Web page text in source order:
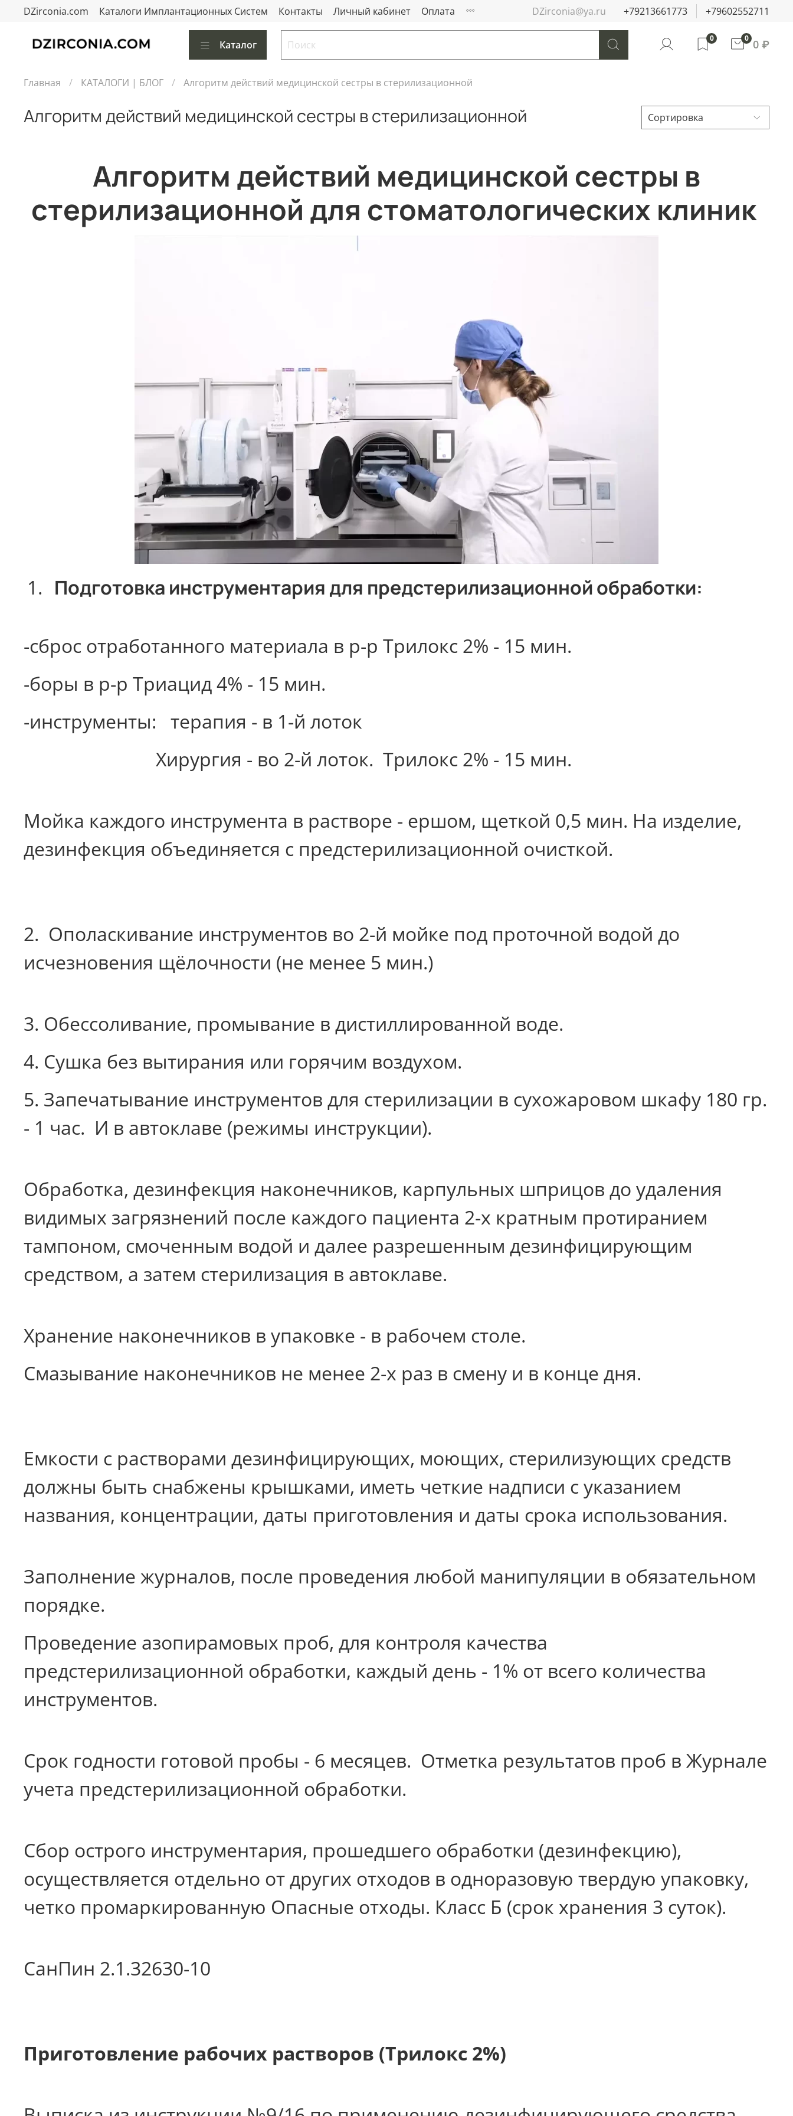
DZirconia.com Каталоги Имплантационных Систем Контакты Личный кабинет Оплата DZirconia@ya.ru +79213661773 +79602552711
Каталог
0 0 0 ₽
Главная КАТАЛОГИ | БЛОГ Алгоритм действий медицинской сестры в стерилизационной
Алгоритм действий медицинской сестры в стерилизационной
Алгоритм действий медицинской сестры в
стерилизационной для стоматологических клиник
Подготовка инструментария для предстерилизационной обработки:
-сброс отработанного материала в р-р Трилокс 2% - 15 мин.
-боры в р-р Триацид 4% - 15 мин.
-инструменты:
терапия - в 1-й лоток
Хирургия - во 2-й лоток. Трилокс 2% - 15 мин.
Мойка каждого инструмента в растворе - ершом, щеткой 0,5 мин. На изделие,
дезинфекция объединяется с предстерилизационной очисткой.
2. Ополаскивание инструментов во 2-й мойке под проточной водой до
исчезновения щёлочности (не менее 5 мин.)
3. Обессоливание, промывание в дистиллированной воде.
4. Сушка без вытирания или горячим воздухом.
5. Запечатывание инструментов для стерилизации в сухожаровом шкафу 180 гр.
- 1 час. И в автоклаве (режимы инструкции).
Обработка, дезинфекция наконечников, карпульных шприцов до удаления
видимых загрязнений после каждого пациента 2-х кратным протиранием
тампоном, смоченным водой и далее разрешенным дезинфицирующим
средством, а затем стерилизация в автоклаве.
Хранение наконечников в упаковке - в рабочем столе.
Смазывание наконечников не менее 2-х раз в смену и в конце дня.
Емкости с растворами дезинфицирующих, моющих, стерилизующих средств
должны быть снабжены крышками, иметь четкие надписи с указанием
названия, концентрации, даты приготовления и даты срока использования.
Заполнение журналов, после проведения любой манипуляции в обязательном
порядке.
Проведение азопирамовых проб, для контроля качества
предстерилизационной обработки, каждый день - 1% от всего количества
инструментов.
Срок годности готовой пробы - 6 месяцев. Отметка результатов проб в Журнале
учета предстерилизационной обработки.
Сбор острого инструментария, прошедшего обработки (дезинфекцию),
осуществляется отдельно от других отходов в одноразовую твердую упаковку,
четко промаркированную Опасные отходы. Класс Б (срок хранения 3 суток).
СанПин 2.1.32630-10
Приготовление рабочих растворов (Трилокс 2%)